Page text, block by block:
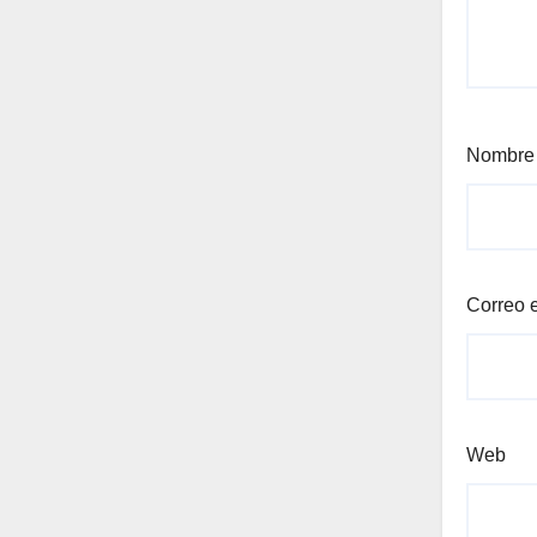
Nombre
Correo
Web